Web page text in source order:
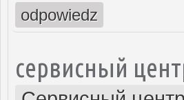
odpowiedz
сервисный